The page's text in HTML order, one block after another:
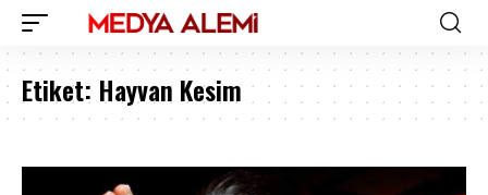
Etiket: Hayvan Kesim